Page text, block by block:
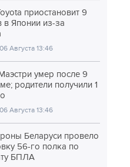
приостановит 9
в Японии из-за
06 Августа 13:46
умер после 9
родители получили 1
06 Августа 13:46
Беларуси провело
56-го полка по
БПЛА